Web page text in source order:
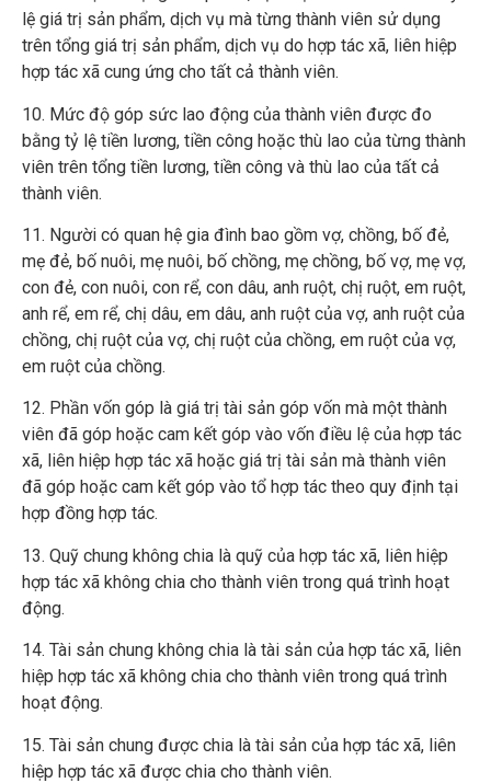
lệ giá trị sản phẩm, dịch vụ mà từng thành viên sử dụng
trên tổng giá trị sản phẩm, dịch vụ do hợp tác xã, liên hiệp
hợp tác xã cung ứng cho tất cả thành viên.
10. Mức độ góp sức lao động của thành viên được đo
bằng tỷ lệ tiền lương, tiền công hoặc thù lao của từng thành
viên trên tổng tiền lương, tiền công và thù lao của tất cả
thành viên.
11. Người có quan hệ gia đình bao gồm vợ, chồng, bố đẻ,
mẹ đẻ, bố nuôi, mẹ nuôi, bố chồng, mẹ chồng, bố vợ, mẹ vợ,
con đẻ, con nuôi, con rể, con dâu, anh ruột, chị ruột, em ruột,
anh rể, em rể, chị dâu, em dâu, anh ruột của vợ, anh ruột của
chồng, chị ruột của vợ, chị ruột của chồng, em ruột của vợ,
em ruột của chồng.
12. Phần vốn góp là giá trị tài sản góp vốn mà một thành
viên đã góp hoặc cam kết góp vào vốn điều lệ của hợp tác
xã, liên hiệp hợp tác xã hoặc giá trị tài sản mà thành viên
đã góp hoặc cam kết góp vào tổ hợp tác theo quy định tại
hợp đồng hợp tác.
13. Quỹ chung không chia là quỹ của hợp tác xã, liên hiệp
hợp tác xã không chia cho thành viên trong quá trình hoạt
động.
14. Tài sản chung không chia là tài sản của hợp tác xã, liên
hiệp hợp tác xã không chia cho thành viên trong quá trình
hoạt động.
15. Tài sản chung được chia là tài sản của hợp tác xã, liên
hiệp hợp tác xã được chia cho thành viên.